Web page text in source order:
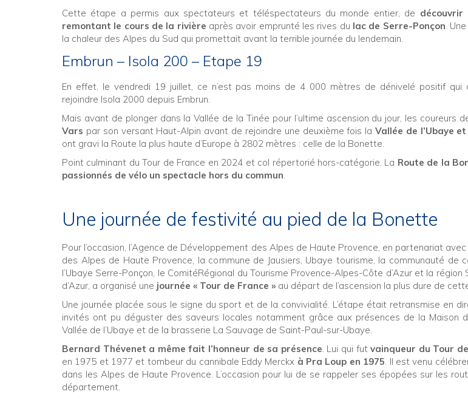
Cette étape a permis aux spectateurs et téléspectateurs du monde entier, de découvrir
remontant le cours de la rivière après avoir emprunté les rives du lac de Serre-Ponçon.
la chaleur des Alpes du Sud qui promettait avant la terrible journée du lendemain.
Embrun – Isola 200 – Etape 19
En effet, le vendredi 19 juillet, ce n’est pas moins de 4 000 mètres de dénivelé positif
rejoindre Isola 2000 depuis Embrun.
Mais avant de plonger dans la Vallée de la Tinée pour l’ultime ascension du jour, les coureurs
Vars par son versant Haut-Alpin avant de rejoindre une deuxième fois la Vallée de l’Ubaye
ont gravi la Route la plus haute d’Europe à 2802 mètres : celle de la Bonette.
Point culminant du Tour de France en 2024 et col répertorié hors-catégorie. La Route de la
passionnés de vélo un spectacle hors du commun.
Une journée de festivité au pied de la Bonette
Pour l’occasion, l’Agence de Développement des Alpes de Haute Provence, en partenariat
des Alpes de Haute Provence, la commune de Jausiers, Ubaye tourisme, la communauté de
l’Ubaye Serre-Ponçon, le ComitéRégional du Tourisme Provence-Alpes-Côte d’Azur et la
d’Azur, a organisé une journée « Tour de France » au départ de l’ascension la plus dure de
Une journée placée sous le signe du sport et de la convivialité. L’étape était retransmise en
invités ont pu déguster des saveurs locales notamment grâce aux présences de la Maison
Vallée de l’Ubaye et de la brasserie La Sauvage de Saint-Paul-sur-Ubaye.
Bernard Thévenet a même fait l’honneur de sa présence. Lui qui futvainqueur du Tour
en 1975 et 1977 et tombeur du cannibale Eddy Merckx à Pra Loup en 1975. Il est venu
dans les Alpes de Haute Provence. L’occasion pour lui de se rappeler ses épopées sur les
département.